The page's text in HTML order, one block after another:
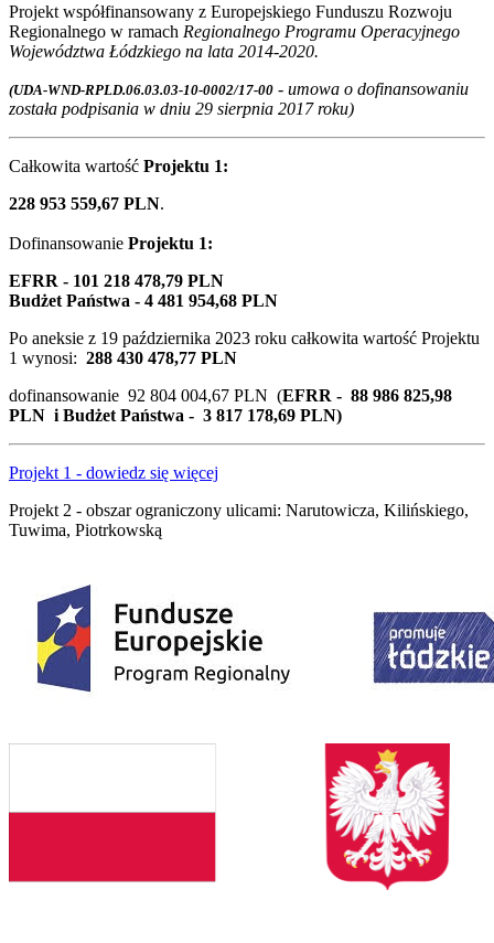
Projekt współfinansowany z Europejskiego Funduszu Rozwoju
Regionalnego w ramach Regionalnego Programu Operacyjnego
Województwa Łódzkiego na lata 2014-2020.
(UDA-WND-RPLD.06.03.03-10-0002/17-00 - umowa o dofinansowaniu
została podpisania w dniu 29 sierpnia 2017 roku)
Całkowita wartość Projektu 1:
228 953 559,67 PLN.
Dofinansowanie Projektu 1:
EFRR - 101 218 478,79 PLN
Budżet Państwa - 4 481 954,68 PLN
Po aneksie z 19 października 2023 roku całkowita wartość Projektu
1 wynosi: 288 430 478,77 PLN
dofinansowanie 92 804 004,67 PLN (EFRR - 88 986 825,98
PLN i Budżet Państwa - 3 817 178,69 PLN)
Projekt 1 - dowiedz się więcej
Projekt 2 - obszar ograniczony ulicami: Narutowicza, Kilińskiego,
Tuwima, Piotrkowską